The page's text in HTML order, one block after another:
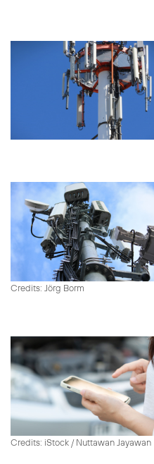
Credits: Jörg Borm
Credits: iStock / Nuttawan Jayawan